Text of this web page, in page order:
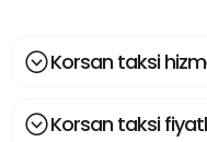
Korsan taksi
Korsan taksi